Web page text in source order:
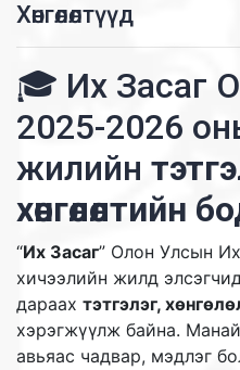
Хөнгөлөлтүүд
🎓 Их Засаг
2025-2026
жилийн
хөнгөлөлтийн
“Их Засаг” Олон Улсын
хичээлийн жилд
дараах тэтгэлэг,
хэрэгжүүлж байна.
авьяас чадвар, мэдлэг